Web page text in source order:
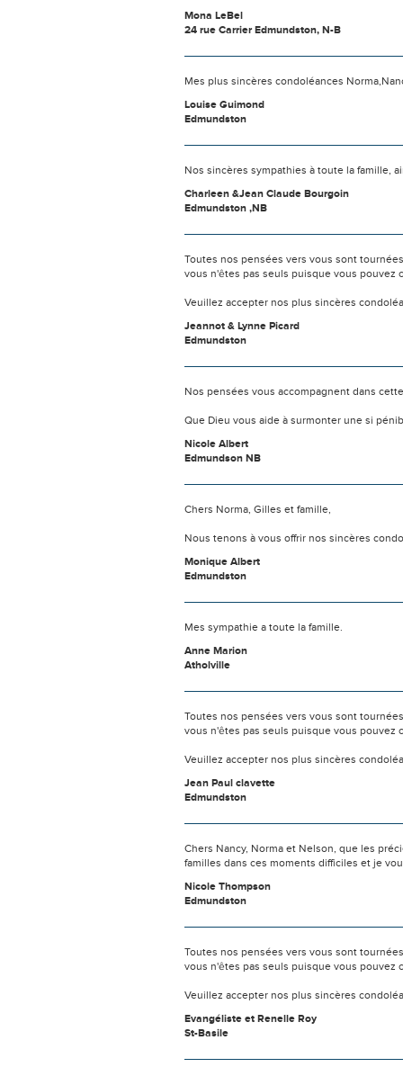
Mona LeBel
24 rue Carrier Edmundston, N-B
Mes plus sincères condoléances
Louise Guimond
Edmundston
Nos sincères sympathies à toute la famille,
Charleen &Jean Claude Bourgoin
Edmundston ,NB
Toutes nos pensées vers vous sont
vous n'êtes pas seuls puisque vous pouvez
Veuillez accepter nos plus sincères
Jeannot & Lynne Picard
Edmundston
Nos pensées vous accompagnent dans
Que Dieu vous aide à surmonter une si
Nicole Albert
Edmundson NB
Chers Norma, Gilles et famille,
Nous tenons à vous offrir nos sincères
Monique Albert
Edmundston
Mes sympathie a toute la famille.
Anne Marion
Atholville
Toutes nos pensées vers vous sont
vous n'êtes pas seuls puisque vous pouvez
Veuillez accepter nos plus sincères
Jean Paul clavette
Edmundston
Chers Nancy, Norma et Nelson, que les
familles dans ces moments difficiles et je
Nicole Thompson
Edmundston
Toutes nos pensées vers vous sont
vous n'êtes pas seuls puisque vous pouvez
Veuillez accepter nos plus sincères
Evangéliste et Renelle Roy
St-Basile